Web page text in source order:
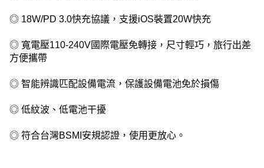
◎ 18W/PD 3.0快充協議，支援iOS裝置20W快充
◎ 寬電壓110-240V國際電壓免轉接，尺寸輕巧，旅行出差
方便攜帶
◎ 智能辨識匹配設備電流，保護設備電池免於損傷
◎ 低紋波、低電池干擾
◎ 符合台灣BSMI安規認證，使用更放心。